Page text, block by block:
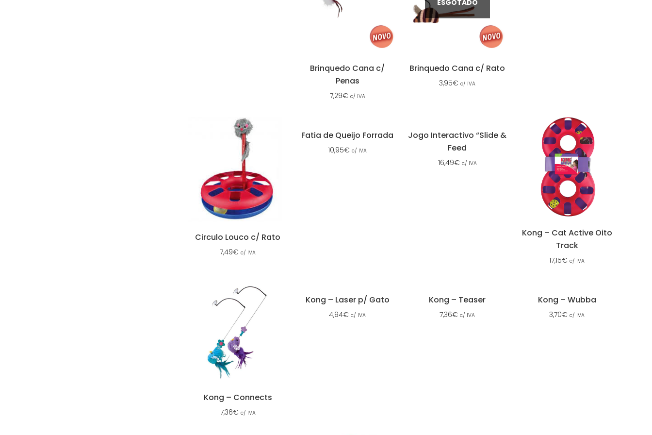
Brinquedo Cana c/
Penas
7,29€ c/ IVA
ESGOTADO
Brinquedo Cana c/ Rato
3,95€ c/ IVA
Circulo Louco c/ Rato
7,49€ c/ IVA
Fatia de Queijo Forrada
10,95€ c/ IVA
Jogo Interactivo “Slide &
Feed
16,49€ c/ IVA
Kong – Cat Active Oito
Track
17,15€ c/ IVA
Kong – Connects
7,36€ c/ IVA
Kong – Laser p/ Gato
4,94€ c/ IVA
Kong – Teaser
7,36€ c/ IVA
Kong – Wubba
3,70€ c/ IVA